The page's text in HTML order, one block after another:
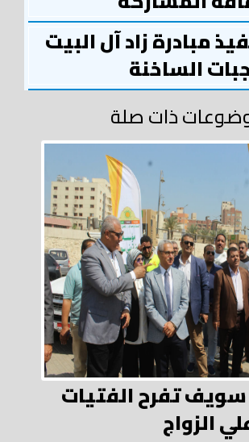
مبادرة زاد آل البيت
الساخنة
ذات صلة
تفرح الفتيات
الزواج